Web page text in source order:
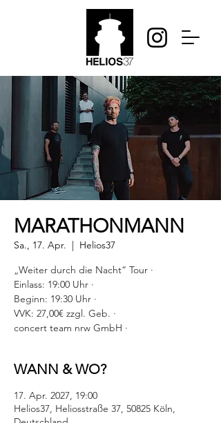
MARATHONMANN
Sa., 17. Apr.
  |
Helios37
„Weiter durch die Nacht“ Tour ·
Einlass: 19:00 Uhr ·
Beginn: 19:30 Uhr ·
VVK: 27,00€ zzgl. Geb. ·
concert team nrw GmbH ·
WANN & WO?
17. Apr. 2027, 19:00
Helios37, Heliosstraße 37, 50825 Köln,